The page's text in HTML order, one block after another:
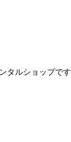
ルショップ